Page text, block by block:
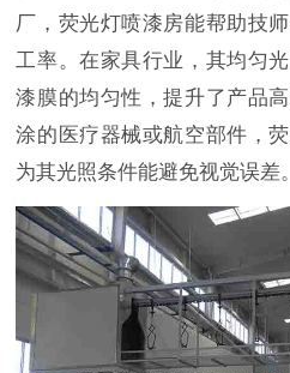
厂，荧光灯喷漆房能帮助技
工率。在家具行业，其均匀
漆膜的均匀性，提升了产品
涂的医疗器械或航空部件，
为其光照条件能避免视觉误差。